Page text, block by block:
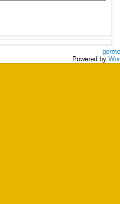
Powered by